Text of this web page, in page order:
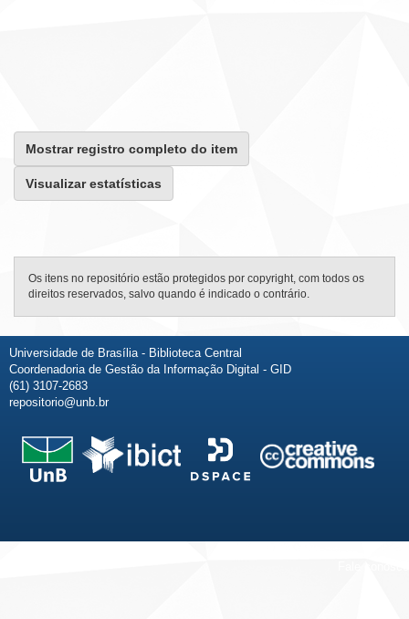
Mostrar registro completo do item
Visualizar estatísticas
Os itens no repositório estão protegidos por copyright, com todos os
direitos reservados, salvo quando é indicado o contrário.
Universidade de Brasília - Biblioteca Central
Coordenadoria de Gestão da Informação Digital - GID
(61) 3107-2683
repositorio@unb.br